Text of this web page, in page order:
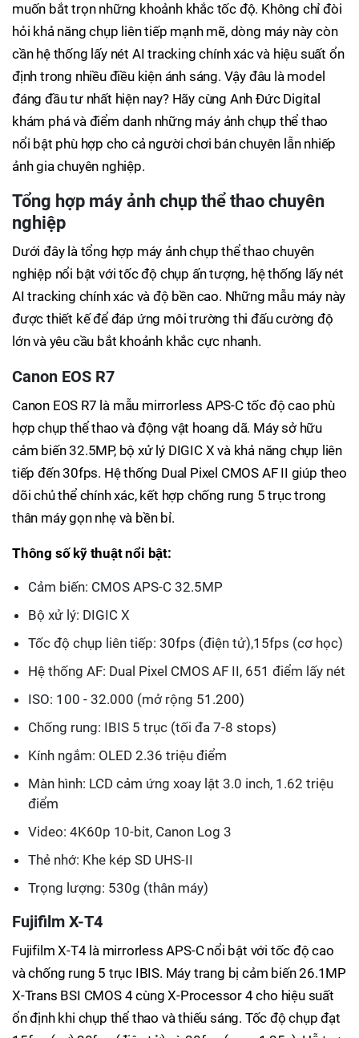
muốn bắt trọn những khoảnh khắc tốc độ. Không chỉ đòi
hỏi khả năng chụp liên tiếp mạnh mẽ, dòng máy này còn
cần hệ thống lấy nét AI tracking chính xác và hiệu suất ổn
định trong nhiều điều kiện ánh sáng. Vậy đâu là model
đáng đầu tư nhất hiện nay? Hãy cùng Anh Đức Digital
khám phá và điểm danh những máy ảnh chụp thể thao
nổi bật phù hợp cho cả người chơi bán chuyên lẫn nhiếp
ảnh gia chuyên nghiệp.
Tổng hợp máy ảnh chụp thể thao chuyên
nghiệp
Dưới đây là tổng hợp máy ảnh chụp thể thao chuyên
nghiệp nổi bật với tốc độ chụp ấn tượng, hệ thống lấy nét
AI tracking chính xác và độ bền cao. Những mẫu máy này
được thiết kế để đáp ứng môi trường thi đấu cường độ
lớn và yêu cầu bắt khoảnh khắc cực nhanh.
Canon EOS R7
Canon EOS R7 là mẫu mirrorless APS-C tốc độ cao phù
hợp chụp thể thao và động vật hoang dã. Máy sở hữu
cảm biến 32.5MP, bộ xử lý DIGIC X và khả năng chụp liên
tiếp đến 30fps. Hệ thống Dual Pixel CMOS AF II giúp theo
dõi chủ thể chính xác, kết hợp chống rung 5 trục trong
thân máy gọn nhẹ và bền bỉ.
Thông số kỹ thuật nổi bật:
Cảm biến: CMOS APS-C 32.5MP
Bộ xử lý: DIGIC X
Tốc độ chụp liên tiếp: 30fps (điện tử),15fps (cơ học)
Hệ thống AF: Dual Pixel CMOS AF II, 651 điểm lấy nét
ISO: 100 - 32.000 (mở rộng 51.200)
Chống rung: IBIS 5 trục (tối đa 7-8 stops)
Kính ngắm: OLED 2.36 triệu điểm
Màn hình: LCD cảm ứng xoay lật 3.0 inch, 1.62 triệu
điểm
Video: 4K60p 10-bit, Canon Log 3
Thẻ nhớ: Khe kép SD UHS-II
Trọng lượng: 530g (thân máy)
Fujifilm X-T4
Fujifilm X-T4 là mirrorless APS-C nổi bật với tốc độ cao
và chống rung 5 trục IBIS. Máy trang bị cảm biến 26.1MP
X-Trans BSI CMOS 4 cùng X-Processor 4 cho hiệu suất
ổn định khi chụp thể thao và thiếu sáng. Tốc độ chụp đạt